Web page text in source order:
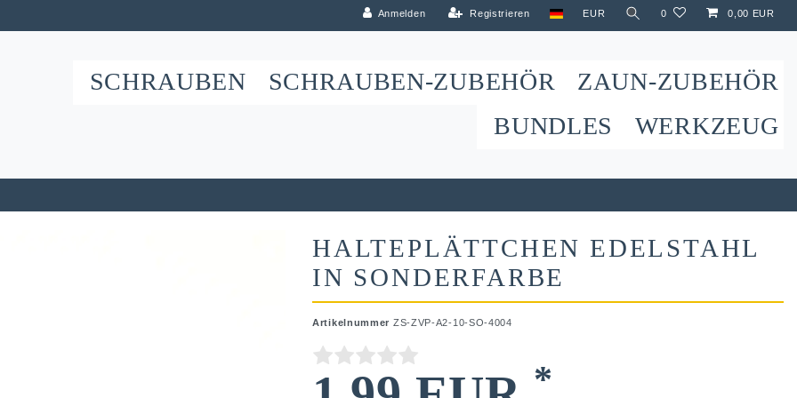
Anmelden Registrieren EUR 0 0,00 EUR
SCHRAUBEN SCHRAUBEN-ZUBEHÖR
ZAUN-ZUBEHÖR
BUNDLES
WERKZEUG
HALTEPLÄTTCHEN EDELSTAHL
IN SONDERFARBE
Artikelnummer ZS-ZVP-A2-10-SO-4004
*